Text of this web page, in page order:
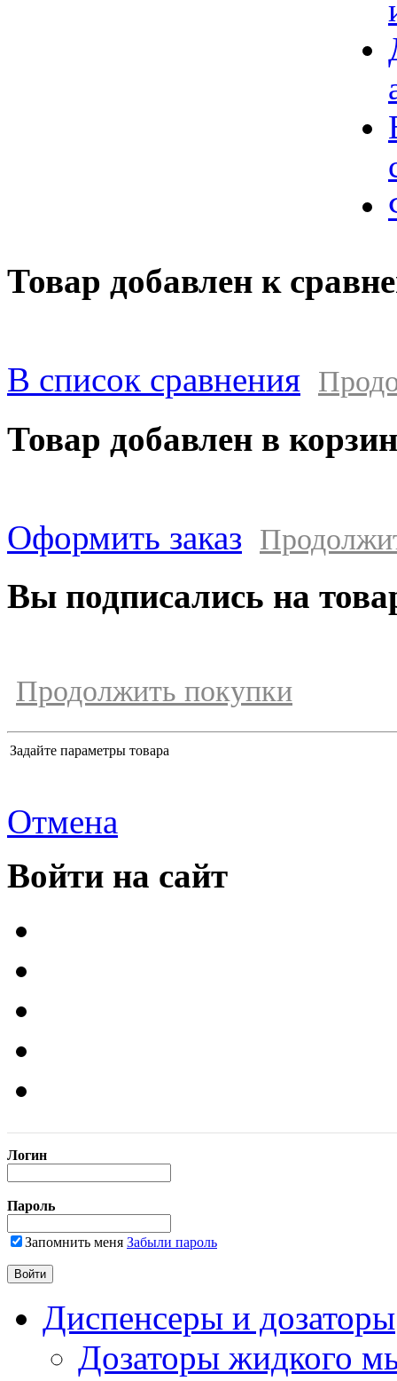
Товар добавлен к
В список сравнения
Товар добавлен в
Оформить заказ
Вы подписались на
Продолжить покупки
Задайте параметры товара
Отмена
Войти на сайт
Логин
Пароль
Запомнить меня Забыли пароль
Диспенсеры и дозаторы
Дозаторы жидкого